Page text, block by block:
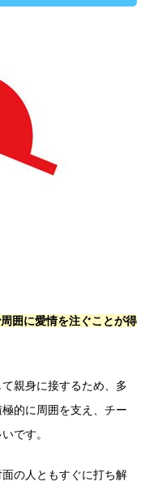
囲に愛情を注ぐことが得
親身に接するため、多
的に周囲を支え、チー
です。
の人ともすぐに打ち解